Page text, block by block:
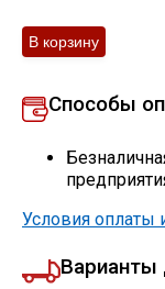
Способы
Условия оплаты
Варианты